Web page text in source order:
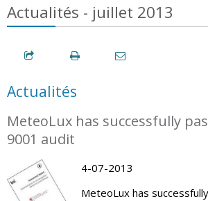
Actualités - juillet 2013
Actualités
MeteoLux has successfully
9001 audit
4-07-2013
MeteoLux has